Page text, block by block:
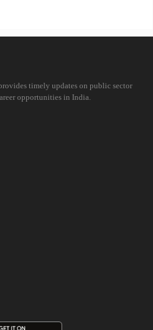
timely updates on public sector
opportunities in India.